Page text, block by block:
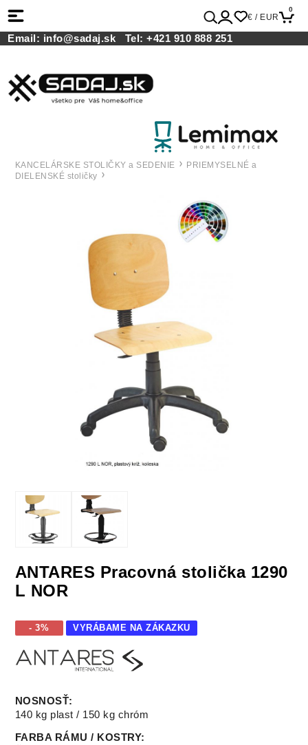
€ / EUR
0
Email: info@sadaj.sk Tel:+421 910 888 251
KANCELÁRSKE STOLIČKY a SEDENIE
PRIEMYSELNÉ a
DIELENSKÉ stoličky
ANTARES Pracovná stolička 1290
L NOR
- 3% VYRÁBAME NA ZÁKAZKU
NOSNOSŤ:
140 kg plast / 150 kg chróm
FARBA RÁMU / KOSTRY: